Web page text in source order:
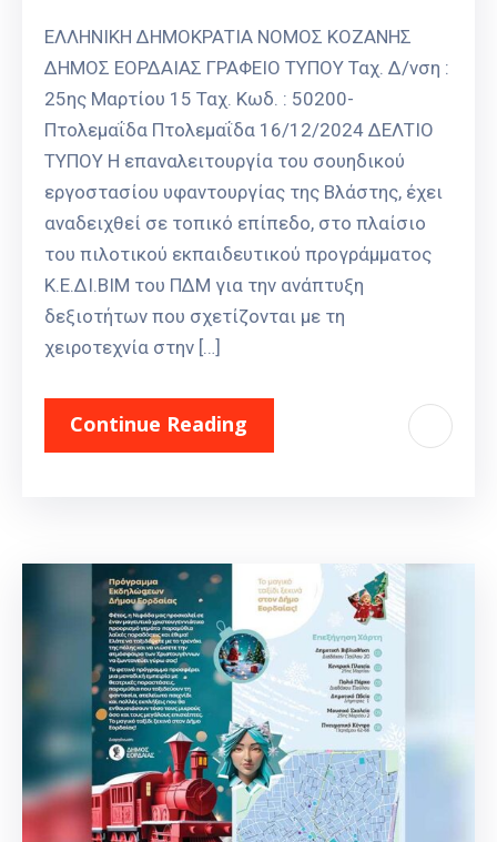
ΕΛΛΗΝΙΚΗ ΔΗΜΟΚΡΑΤΙΑ ΝΟΜΟΣ ΚΟΖΑΝΗΣ
ΔΗΜΟΣ ΕΟΡΔΑΙΑΣ ΓΡΑΦΕΙΟ ΤΥΠΟΥ Ταχ. Δ/νση :
25ης Μαρτίου 15 Ταχ. Κωδ. : 50200-
Πτολεμαΐδα Πτολεμαΐδα 16/12/2024 ΔΕΛΤΙΟ
ΤΥΠΟΥ Η επαναλειτουργία του σουηδικού
εργοστασίου υφαντουργίας της Βλάστης, έχει
αναδειχθεί σε τοπικό επίπεδο, στο πλαίσιο
του πιλοτικού εκπαιδευτικού προγράμματος
Κ.Ε.ΔΙ.ΒΙΜ του ΠΔΜ για την ανάπτυξη
δεξιοτήτων που σχετίζονται με τη
χειροτεχνία στην […]
Continue Reading